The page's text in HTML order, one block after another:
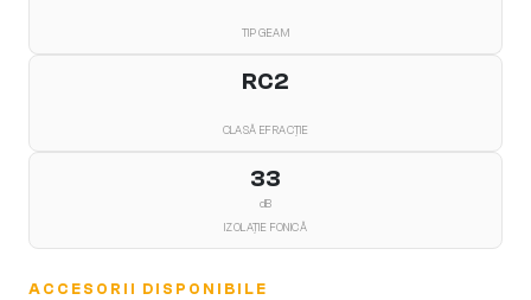
TIP GEAM
RC2
CLASĂ EFRACȚIE
33
dB
IZOLAȚIE FONICĂ
ACCESORII DISPONIBILE